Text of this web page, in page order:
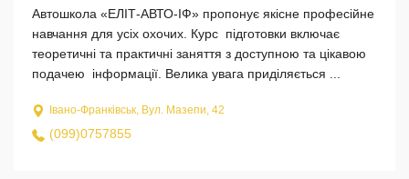
Автошкола «ЕЛІТ-АВТО-ІФ» пропонує якісне професійне
навчання для усіх охочих. Курс підготовки включає
теоретичні та практичні заняття з доступною та цікавою
подачею інформації. Велика увага приділяється ...
Івано-Франківськ, Вул. Мазепи, 42
(099)0757855